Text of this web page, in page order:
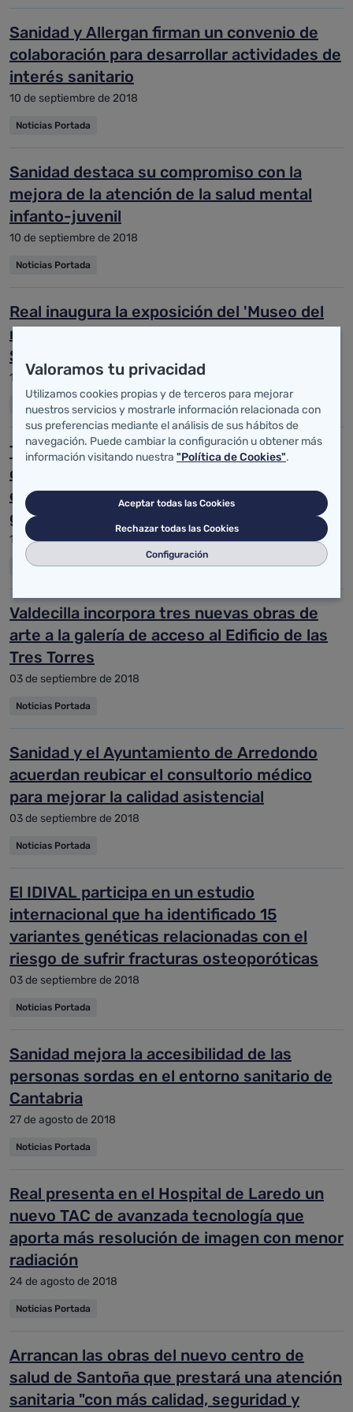
Sanidad y Allergan firman un convenio de
colaboración para desarrollar actividades de
interés sanitario
10 de septiembre de 2018
Noticias Portada
Sanidad destaca su compromiso con la
mejora de la atención de la salud mental
infanto-juvenil
10 de septiembre de 2018
Noticias Portada
Real inaugura la exposición del 'Museo del
médico rural' instalada en el Centro de
Salud Saja en Cabezón de la Sal
10 de septiembre de 2018
Noticias Portada
Todas las áreas sanitarias de Cantabria
cuentan ya con atención psicológica
específica a las víctimas de la violencia de
género
10 de septiembre de 2018
Noticias Portada
Valdecilla incorpora tres nuevas obras de
arte a la galería de acceso al Edificio de las
Tres Torres
03 de septiembre de 2018
Noticias Portada
Sanidad y el Ayuntamiento de Arredondo
acuerdan reubicar el consultorio médico
para mejorar la calidad asistencial
03 de septiembre de 2018
Noticias Portada
El IDIVAL participa en un estudio
internacional que ha identificado 15
variantes genéticas relacionadas con el
riesgo de sufrir fracturas osteoporóticas
03 de septiembre de 2018
Noticias Portada
Sanidad mejora la accesibilidad de las
personas sordas en el entorno sanitario de
Cantabria
27 de agosto de 2018
Noticias Portada
Real presenta en el Hospital de Laredo un
nuevo TAC de avanzada tecnología que
aporta más resolución de imagen con menor
radiación
24 de agosto de 2018
Noticias Portada
Arrancan las obras del nuevo centro de
salud de Santoña que prestará una atención
sanitaria "con más calidad, seguridad y
Valoramos tu privacidad
Utilizamos cookies propias y de terceros para mejorar
nuestros servicios y mostrarle información relacionada con
sus preferencias mediante el análisis de sus hábitos de
navegación. Puede cambiar la configuración u obtener más
información visitando nuestra "Política de Cookies".
Aceptar todas las Cookies
Rechazar todas las Cookies
Configuración